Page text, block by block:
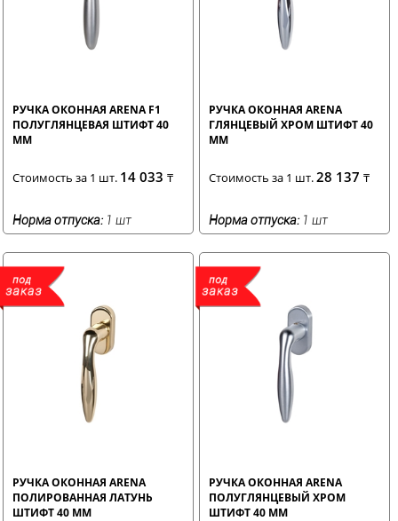
РУЧКА ОКОННАЯ ARENA F1
ПОЛУГЛЯНЦЕВАЯ ШТИФТ 40
ММ
Стоимость за 1 шт. 14 033 ₸
Норма отпуска: 1 шт
РУЧКА ОКОННАЯ ARENA
ГЛЯНЦЕВЫЙ ХРОМ ШТИФТ 40
ММ
Стоимость за 1 шт.28 137₸
Норма отпуска: 1 шт
РУЧКА ОКОННАЯ ARENA
ПОЛИРОВАННАЯ ЛАТУНЬ
ШТИФТ 40 ММ
РУЧКА ОКОННАЯ ARENA
ПОЛУГЛЯНЦЕВЫЙ ХРОМ
ШТИФТ 40 ММ